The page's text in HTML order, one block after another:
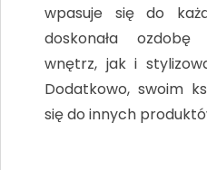
wpasuje się do
doskonała ozdobę
wnętrz, jak i
Dodatkowo, swoim
się do innych